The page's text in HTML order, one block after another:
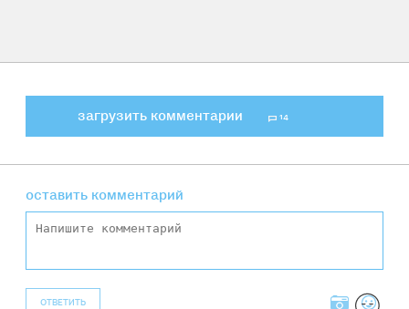
загрузить комментарии 14
оставить комментарий
ОТВЕТИТЬ